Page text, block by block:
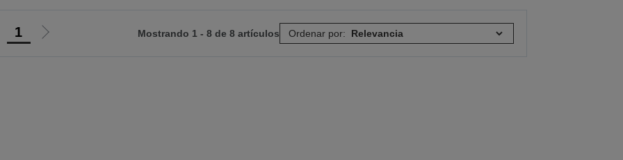
1
Ir
Mostrando 1 - 8 de 8 artículos Ordenar por: